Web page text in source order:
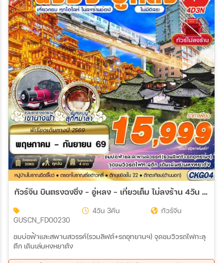
ทัวร์จีน บินตรงฉงชิ่ง - อู่หลง - เที่ยวเต็ม ไม่ลงร้าน 4วัน 3คืน (FD)
GUSCN_FD00230
4วัน 3คืน ทัวร์จีน
ชมบ่อฟ้าและสพานสวรรค์(รวมลิฟต์+รถอุทยานฯ) จุดชมวิวรถไฟทะลุ
ตึก เดินเล่นหงหยาต้ง